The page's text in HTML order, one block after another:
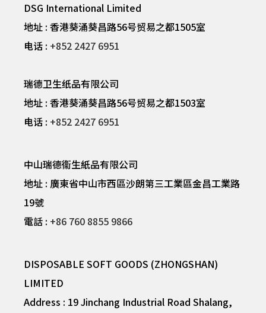
DSG International Limited
地址 : 香港葵涌葵昌路56号贸易之都1505室
电话 : +852 2427 6951
瑞德卫生纸品有限公司
地址 : 香港葵涌葵昌路56号贸易之都1503室
电话 : +852 2427 6951
中山瑞德衞生紙品有限公司
地址 : 廣東省中山市西區沙朗第三工業區金昌工業路
19號
電話 : +86 760 8855 9866
DISPOSABLE SOFT GOODS (ZHONGSHAN)
LIMITED
Address : 19 Jinchang Industrial Road Shalang,